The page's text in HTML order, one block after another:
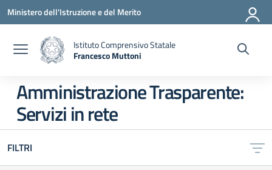
Vai ai contenuti
Vai al menu di navigazione
Vai al footer
Ministero dell'Istruzione e del Merito
Istituto Comprensivo Statale
Francesco Muttoni
Amministrazione Trasparente:
Servizi in rete
FILTRI